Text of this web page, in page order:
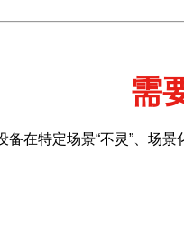
需
备在特定场景“不灵”、场